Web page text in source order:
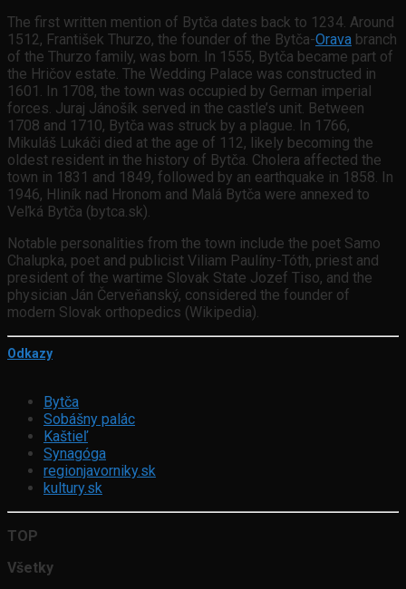
The first written mention of Bytča dates back to 1234. Around
1512, František Thurzo, the founder of the Bytča-Orava branch
of the Thurzo family, was born. In 1555, Bytča became part of
the Hričov estate. The Wedding Palace was constructed in
1601. In 1708, the town was occupied by German imperial
forces. Juraj Jánošík served in the castle’s unit. Between
1708 and 1710, Bytča was struck by a plague. In 1766,
Mikuláš Lukáči died at the age of 112, likely becoming the
oldest resident in the history of Bytča. Cholera affected the
town in 1831 and 1849, followed by an earthquake in 1858. In
1946, Hliník nad Hronom and Malá Bytča were annexed to
Veľká Bytča (bytca.sk).
Notable personalities from the town include the poet Samo
Chalupka, poet and publicist Viliam Paulíny-Tóth, priest and
president of the wartime Slovak State Jozef Tiso, and the
physician Ján Červeňanský, considered the founder of
modern Slovak orthopedics (Wikipedia).
Odkazy
Bytča
Sobášny palác
Kaštieľ
Synagóga
regionjavorniky.sk
kultury.sk
TOP
Všetky